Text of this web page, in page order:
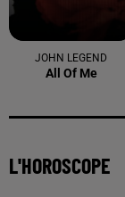
JOHN LEGEND
All Of Me
L'HOROSCOPE